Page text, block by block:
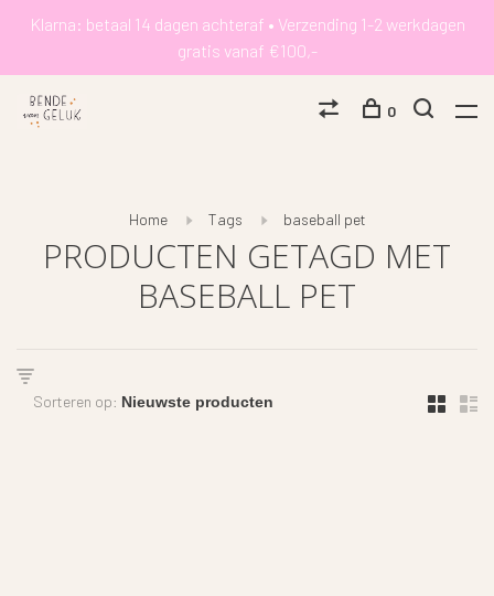
Klarna: betaal 14 dagen achteraf • Verzending 1-2 werkdagen
gratis vanaf €100,-
0
Home Tags baseball pet
PRODUCTEN GETAGD MET
BASEBALL PET
Sorteren op: